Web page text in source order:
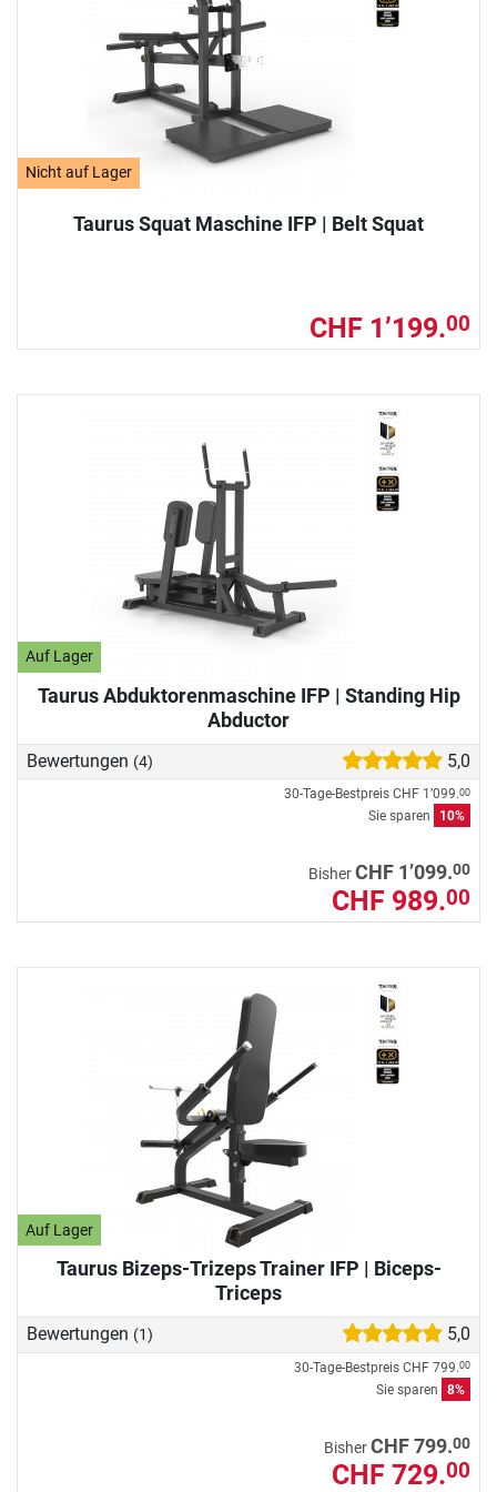
Nicht auf Lager
Taurus Squat Maschine IFP | Belt Squat
CHF 1’199.00
Auf Lager
Taurus Abduktorenmaschine IFP | Standing Hip
Abductor
Bewertungen (4) 5,0
30-Tage-Bestpreis CHF 1’099.00
Sie sparen 10%
BisherCHF 1’099.00
CHF 989.00
Auf Lager
Taurus Bizeps-Trizeps Trainer IFP | Biceps-
Triceps
Bewertungen (1) 5,0
30-Tage-Bestpreis CHF 799.00
Sie sparen 8%
BisherCHF 799.00
CHF 729.00